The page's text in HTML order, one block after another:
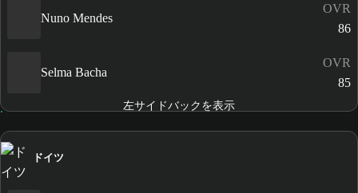
Nuno Mendes
OVR
86
Selma Bacha
OVR
85
左サイドバックを表示
ドイツ